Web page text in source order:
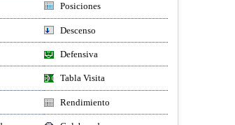
Posiciones
Descenso
Defensiva
Tabla Visita
Rendimiento